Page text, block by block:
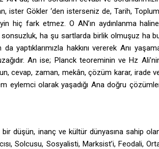
ister Gökler ‘den isterseniz de, Tarih,
hiç fark etmez. O AN’ın aydınlanma
ha şu sartlarda birlik olmuşuz ha
hakkını vererek Anı
An ise; Planck teoreminin ve Hz
cevap, zaman, mekân, çözüm karar, irade
eylemci olarak yaşadığı Ana doğru
düşün, inanç ve kültür dünyasına sahip
Solcusu, Sosyalisti, Marksist’i, Feodali,